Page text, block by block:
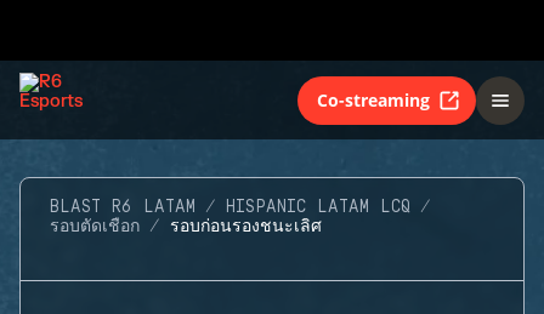
Co-streaming
BLAST R6 LATAM
HISPANIC LATAM LCQ
รอบตัดเชือก
รอบก่อนรองชนะเลิศ